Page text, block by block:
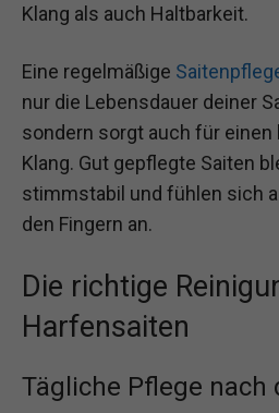
Klang als auch Haltbarkeit.
Eine regelmäßige
nur die Lebensdauer deiner
sondern sorgt auch für einen
Klang. Gut gepflegte Saiten
stimmstabil und fühlen sich
den Fingern an.
Die richtige
Harfensaiten
Tägliche Pflege nach